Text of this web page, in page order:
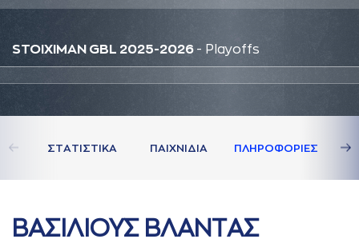
STOIXIMAN GBL 2025-2026 - Playoffs
ΣΤAΤΙΣΤΙΚA ΠAΙΧΝΙΔΙA ΠΛΗΡΟΦΟΡΙΕΣ
ΒAΣΙΛΙΟΥΣ ΒΛAΝΤAΣ